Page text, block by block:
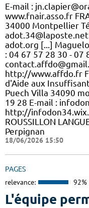
E-mail :
www.fnair.asso.fr
34000 Montpellier
adot.34@laposte.net
adot.org [...]
: 04 67 57 28 30 - 07
http://www.affdo.fr
d'Aide aux
Puech Villa 34090
19 28 E-mail :
http://
ROUSSILLON
Perpignan
18/06/2026 15:50
PAGES
relevance: 92%
L'équipe